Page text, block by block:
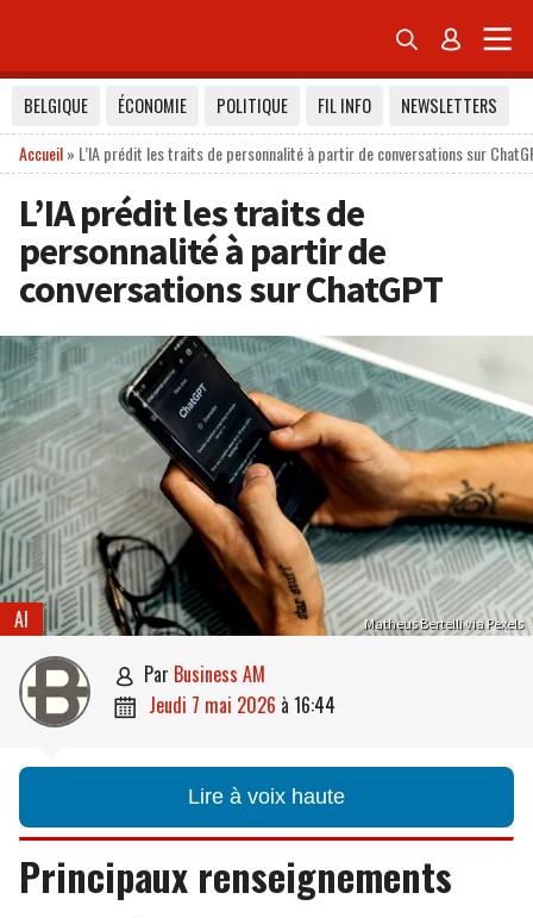
 
BELGIQUE ÉCONOMIE POLITIQUE FIL INFO
NEWSLETTERS
Accueil» L’IA prédit les traits de personnalité à partir de conversations sur
L’IA prédit les traits de
personnalité à partir de
conversations sur ChatGPT
Matheus Bertelli via Pexels
AI
 par Business AM
 jeudi 7 mai 2026 à 16:44
Lire à voix haute
Principaux renseignements